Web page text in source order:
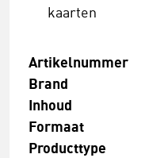
kaarten
Artikelnummer
Brand
Inhoud
Formaat
Producttype